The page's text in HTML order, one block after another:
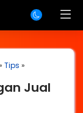
Tips »
Jual